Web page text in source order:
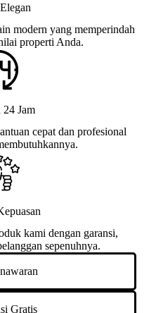
modern yang memperindah
properti Anda.
24 Jam
cepat dan profesional
kami dengan garansi,
sepenuhnya.
Gratis